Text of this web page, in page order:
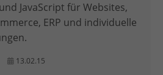
JavaScript für Websites,
ERP und individuelle
13.02.15